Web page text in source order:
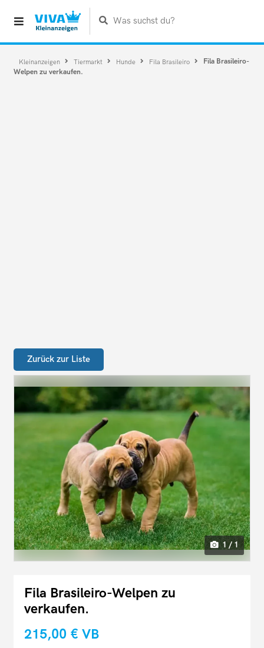
Was suchst du?
Kleinanzeigen Tiermarkt Hunde Fila Brasileiro
Fila Brasileiro-
Welpen zu verkaufen.
Zurück zur Liste
1 / 1
Fila Brasileiro-Welpen zu
verkaufen.
215,00 € VB